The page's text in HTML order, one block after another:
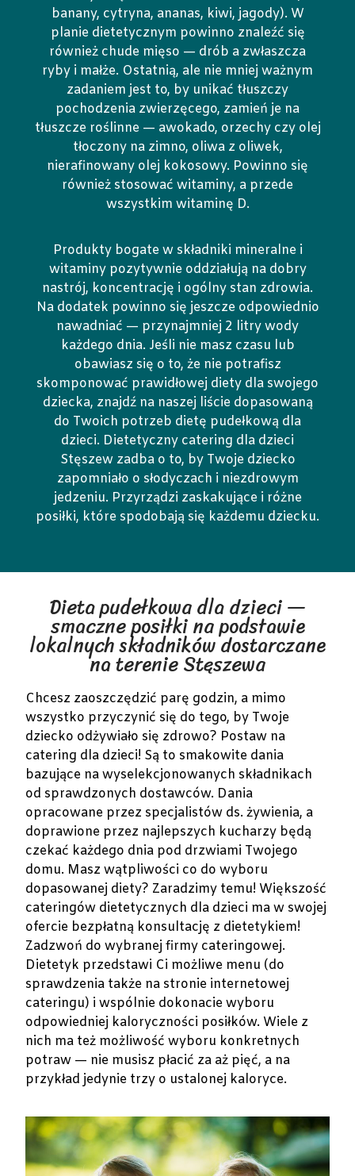
banany, cytryna, ananas, kiwi, jagody). W
planie dietetycznym powinno znaleźć się
również chude mięso — drób a zwłaszcza
ryby i małże. Ostatnią, ale nie mniej ważnym
zadaniem jest to, by unikać tłuszczy
pochodzenia zwierzęcego, zamień je na
tłuszcze roślinne — awokado, orzechy czy olej
tłoczony na zimno, oliwa z oliwek,
nierafinowany olej kokosowy. Powinno się
również stosować witaminy, a przede
wszystkim witaminę D.
Produkty bogate w składniki mineralne i
witaminy pozytywnie oddziałują na dobry
nastrój, koncentrację i ogólny stan zdrowia.
Na dodatek powinno się jeszcze odpowiednio
nawadniać — przynajmniej 2 litry wody
każdego dnia. Jeśli nie masz czasu lub
obawiasz się o to, że nie potrafisz
skomponować prawidłowej diety dla swojego
dziecka, znajdź na naszej liście dopasowaną
do Twoich potrzeb dietę pudełkową dla
dzieci. Dietetyczny catering dla dzieci
Stęszew zadba o to, by Twoje dziecko
zapomniało o słodyczach i niezdrowym
jedzeniu. Przyrządzi zaskakujące i różne
posiłki, które spodobają się każdemu dziecku.
Dieta pudełkowa dla dzieci —
smaczne posiłki na podstawie
lokalnych składników dostarczane
na terenie Stęszewa
Chcesz zaoszczędzić parę godzin, a mimo
wszystko przyczynić się do tego, by Twoje
dziecko odżywiało się zdrowo? Postaw na
catering dla dzieci! Są to smakowite dania
bazujące na wyselekcjonowanych składnikach
od sprawdzonych dostawców. Dania
opracowane przez specjalistów ds. żywienia, a
doprawione przez najlepszych kucharzy będą
czekać każdego dnia pod drzwiami Twojego
domu. Masz wątpliwości co do wyboru
dopasowanej diety? Zaradzimy temu! Większość
cateringów dietetycznych dla dzieci ma w swojej
ofercie bezpłatną konsultację z dietetykiem!
Zadzwoń do wybranej firmy cateringowej.
Dietetyk przedstawi Ci możliwe menu (do
sprawdzenia także na stronie internetowej
cateringu) i wspólnie dokonacie wyboru
odpowiedniej kaloryczności posiłków. Wiele z
nich ma też możliwość wyboru konkretnych
potraw — nie musisz płacić za aż pięć, a na
przykład jedynie trzy o ustalonej kaloryce.